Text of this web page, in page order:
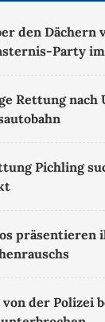
den Dächern
Party im
Rettung nach
Pichling
präsentieren
von der Polizei